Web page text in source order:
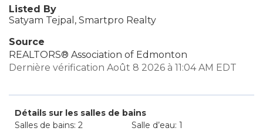
Listed By
Satyam Tejpal, Smartpro Realty
Source
REALTORS® Association of Edmonton
Dernière vérification Août 8 2026 à 11:04 AM EDT
Détails sur les salles de bains
Salles de bains: 2
Salle d’eau: 1